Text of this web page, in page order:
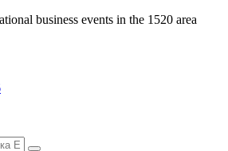
business events in the 1520 area